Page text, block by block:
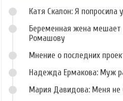
Катя Скалон: Я попросила
Беременная жена мешает
Ромашову
Мнение о последних
Надежда Ермакова: Муж
Мария Давидова: Меня